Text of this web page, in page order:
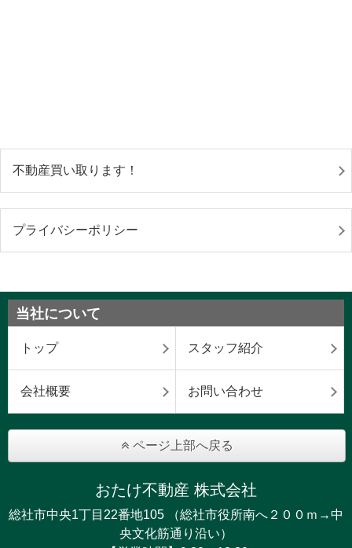
不動産買い取ります！
プライバシーポリシー
当社について
トップ スタッフ紹介
会社概要 お問い合わせ
ページ上部へ戻る
おたけ不動産 株式会社
総社市中央1丁目22番地105 （総社市役所南へ２００ｍ→中
央文化筋通り沿い）